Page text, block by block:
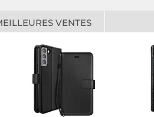
VENTES